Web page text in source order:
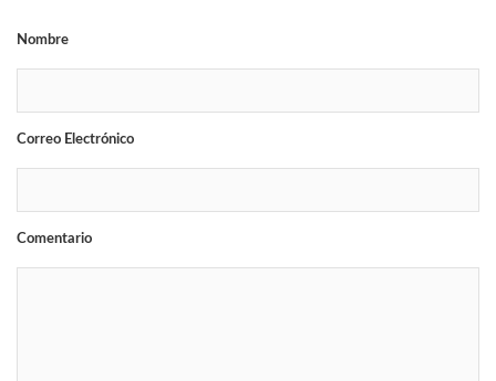
Nombre
Correo Electrónico
Comentario